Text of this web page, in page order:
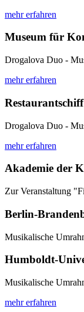
mehr erfahren
Museum für
Drogalova Duo -
mehr erfahren
Drogalova Duo -
mehr erfahren
Akademie der
Zur Veranstaltung
Berlin-
Musikalische
Humboldt-
Musikalische
mehr erfahren